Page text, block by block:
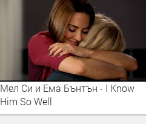
Мел Cи и Ема Бънтън - I Know
Him So Well